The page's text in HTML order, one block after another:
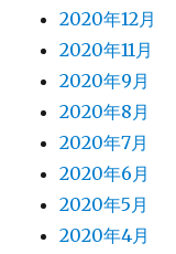
2020年12月
2020年11月
2020年9月
2020年8月
2020年7月
2020年6月
2020年5月
2020年4月